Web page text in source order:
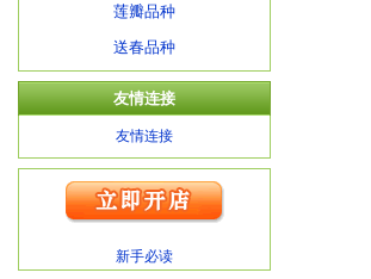
莲瓣品种
送春品种
友情连接
友情连接
新手必读